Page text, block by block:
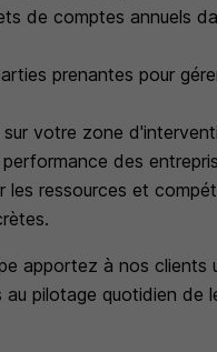
de comptes annuels
prenantes pour
votre zone
des
ressources et
apportez à nos clients
pilotage quotidien de